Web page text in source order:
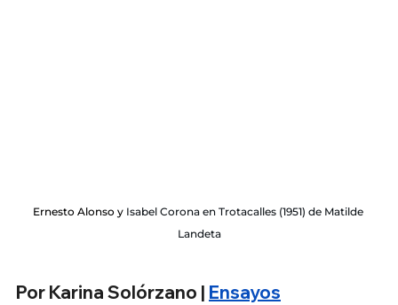
Ernesto Alonso y Isabel Corona en Trotacalles (1951) de Matilde
Landeta
Por Karina Solórzano | Ensayos